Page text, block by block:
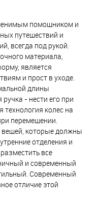
помощником и
путешествий и
всегда под рукой.
материала,
является
и прост в уходе.
длины
- нести его при
технология колес на
перемещении.
которые должны
отделения и
все
и современный
Современный
отличие этой